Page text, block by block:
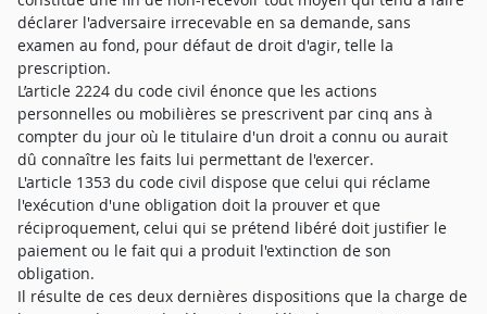
déclarer l'adversaire irrecevable en sa demande, sans
examen au fond, pour défaut de droit d'agir, telle la
prescription.
L’article 2224 du code civil énonce que les actions
personnelles ou mobilières se prescrivent par cinq ans à
compter du jour où le titulaire d'un droit a connu ou aurait
dû connaître les faits lui permettant de l'exercer.
L'article 1353 du code civil dispose que celui qui réclame
l'exécution d'une obligation doit la prouver et que
réciproquement, celui qui se prétend libéré doit justifier le
paiement ou le fait qui a produit l'extinction de son
obligation.
Il résulte de ces deux dernières dispositions que la charge de